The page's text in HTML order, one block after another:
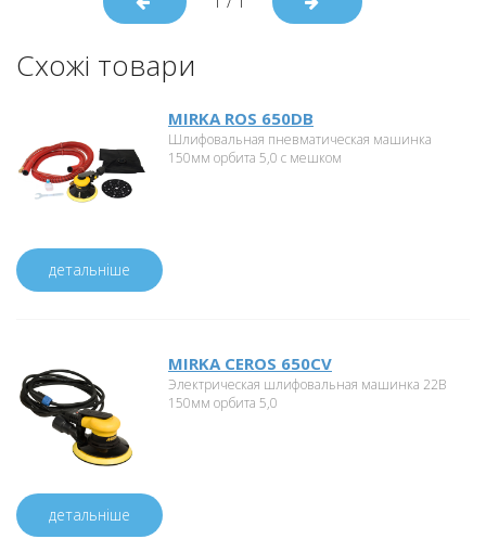
Схожі товари
MIRKA ROS 650DB
Шлифовальная пневматическая машинка
150мм орбита 5,0 с мешком
детальніше
MIRKA CEROS 650CV
Электрическая шлифовальная машинка 22В
150мм орбита 5,0
детальніше